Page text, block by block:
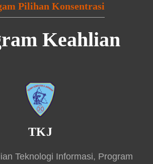
Pilihan Konsentrasi
Keahlian
TKJ
Teknologi Informasi, Program